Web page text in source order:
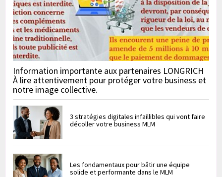
Information importante aux partenaires LONGRICH
À lire attentivement pour protéger votre business et
notre image collective.
3 stratégies digitales infaillibles qui vont faire
décoller votre business MLM
Les fondamentaux pour bâtir une équipe
solide et performante dans le MLM